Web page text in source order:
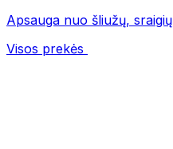
Apsauga nuo šliužų, sraigių
Visos prekės